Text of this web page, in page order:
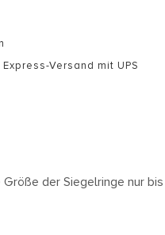
Versand mit UPS
der Siegelringe nur